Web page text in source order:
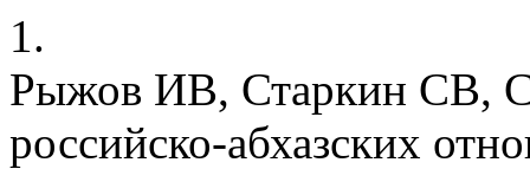
1.
Рыжов ИВ, Старкин СВ,
российско-абхазских